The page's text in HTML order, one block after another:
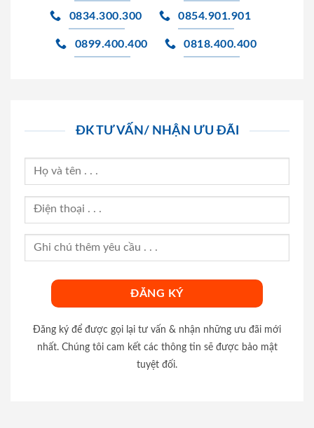
0834.300.300 0854.901.901
0899.400.400 0818.400.400
ĐK TƯ VẤN/ NHẬN ƯU ĐÃI
Đăng ký để được gọi lại tư vấn & nhận những ưu đãi mới
nhất. Chúng tôi cam kết các thông tin sẽ được bảo mật
tuyệt đối.